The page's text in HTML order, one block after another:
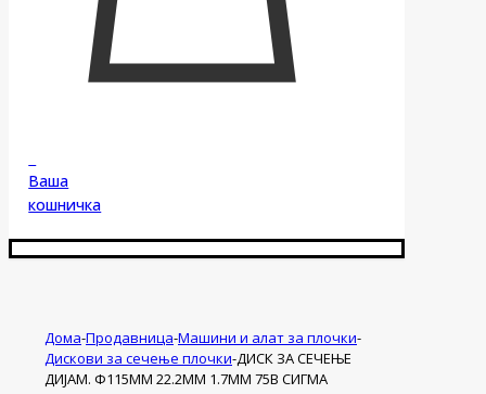
Ваша
кошничка
Дома-Продавница-Машини и алат за плочки-
Дискови за сечење плочки-ДИСК ЗА СЕЧЕЊЕ
ДИЈАМ. Ф115ММ 22.2ММ 1.7ММ 75В СИГМА